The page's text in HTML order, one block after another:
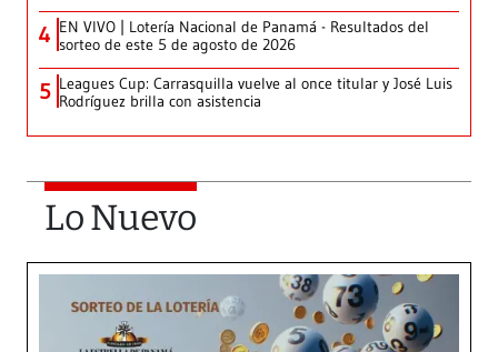
4 EN VIVO | Lotería Nacional de Panamá - Resultados del
sorteo de este 5 de agosto de 2026
5 Leagues Cup: Carrasquilla vuelve al once titular y José Luis
Rodríguez brilla con asistencia
Lo Nuevo